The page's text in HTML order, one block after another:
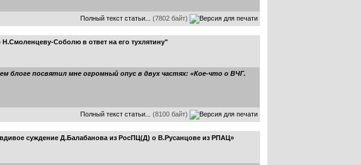
Полный текст статьи... (7802 байт)
Соболю в ответ на его тухлятину"
посвятил мне огромный опус в двух частях: «Кое-что о ВЧГ.
Полный текст статьи... (8100 байт)
суждение Д.Балабанова из РосПЦ(Д) о В.Русанцове из РПАЦ»